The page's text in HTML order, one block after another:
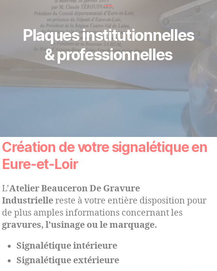
Plaques institutionnelles
& professionnelles
Création de votre signalétique en
Eure-et-Loir
L’Atelier Beauceron De Gravure
Industriellereste à votre entière disposition pour
de plus amples informations concernant les
gravures, l’usinage ou le marquage.
Signalétique intérieure
Signalétique extérieure